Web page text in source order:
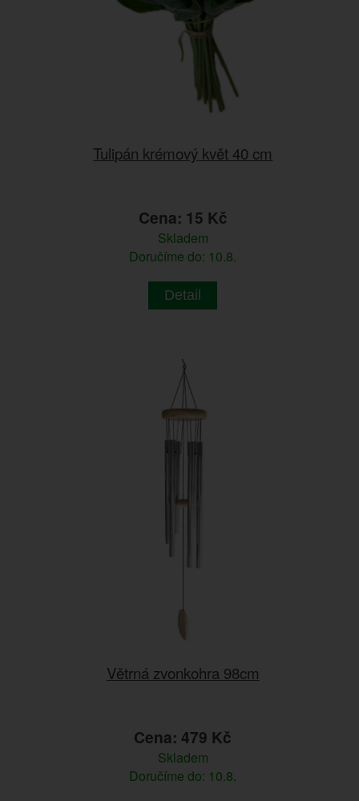
Tulipán krémový květ 40 cm
Cena: 15 Kč
Skladem
Doručíme do: 10.8.
Detail
Větrná zvonkohra 98cm
Cena: 479 Kč
Skladem
Doručíme do: 10.8.